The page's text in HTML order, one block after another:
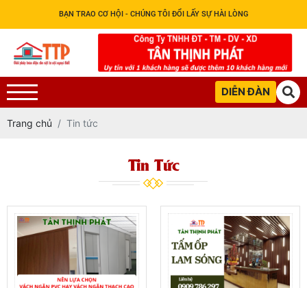
BẠN TRAO CƠ HỘI - CHÚNG TÔI ĐỔI LẤY SỰ HÀI LÒNG
DIỄN ĐÀN
Trang chủ Tin tức
Tin Tức